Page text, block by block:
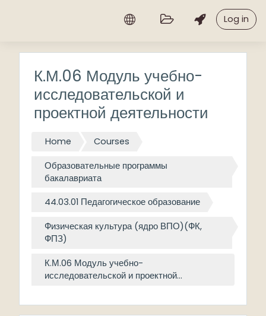
Log in
К.М.06 Модуль учебно-
исследовательской и
проектной деятельности
Home Courses
Образовательные программы
бакалавриата
44.03.01 Педагогическое образование
Физическая культура (ядро ВПО)(ФК,
ФПЗ)
К.М.06 Модуль учебно-
исследовательской и проектной...